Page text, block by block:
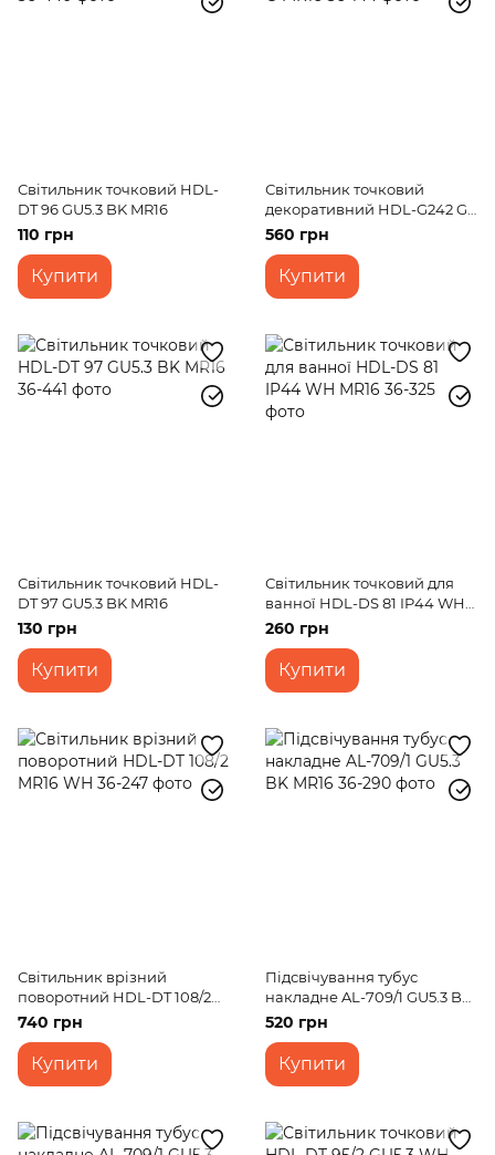
Світильник точковий HDL-
DT 96 GU5.3 BK MR16
110 грн
Купити
Світильник точковий
декоративний HDL-G242 G
MR16
560 грн
Купити
Світильник точковий HDL-
DT 97 GU5.3 BK MR16
130 грн
Купити
Світильник точковий для
ванної HDL-DS 81 IP44 WH
MR16
260 грн
Купити
Світильник врізний
поворотний HDL-DT 108/2
MR16 WH
740 грн
Купити
Підсвічування тубус
накладне AL-709/1 GU5.3 BK
MR16
520 грн
Купити